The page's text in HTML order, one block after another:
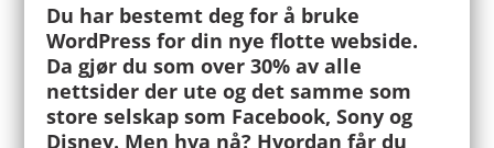
Du har bestemt deg for å bruke
WordPress for din nye flotte webside.
Da gjør du som over 30% av alle
nettsider der ute og det samme som
store selskap som Facebook, Sony og
Disney. Men hva nå? Hvordan får du